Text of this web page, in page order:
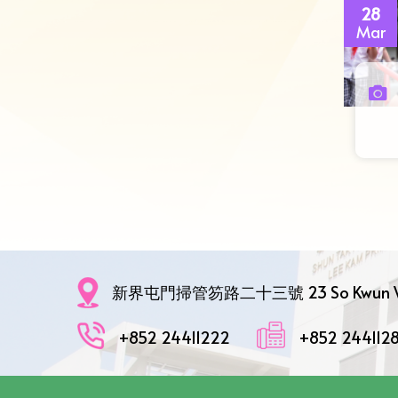
28
Mar
新界屯門掃管笏路二十三號 23 So Kwun
+852 24411222 +852